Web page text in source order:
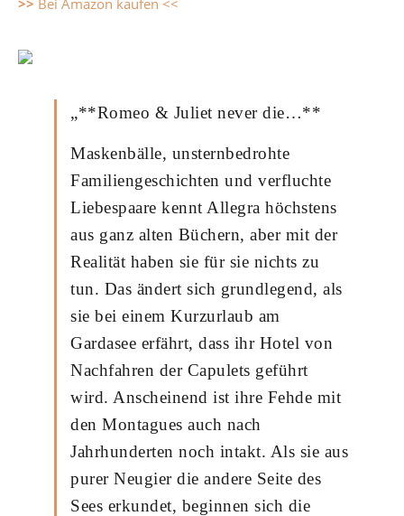
>> Bei Amazon kaufen <<
„**Romeo & Juliet never die…**
Maskenbälle, unsternbedrohte
Familiengeschichten und verfluchte
Liebespaare kennt Allegra höchstens
aus ganz alten Büchern, aber mit der
Realität haben sie für sie nichts zu
tun. Das ändert sich grundlegend, als
sie bei einem Kurzurlaub am
Gardasee erfährt, dass ihr Hotel von
Nachfahren der Capulets geführt
wird. Anscheinend ist ihre Fehde mit
den Montagues auch nach
Jahrhunderten noch intakt. Als sie aus
purer Neugier die andere Seite des
Sees erkundet, beginnen sich die